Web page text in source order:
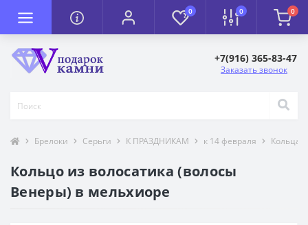
0 0 0
+7(916) 365-83-47
Заказать звонок
Брелоки Серьги К ПРАЗДНИКАМ к 14 февраля Кольца -
Кольцо из волосатика (волосы
Венеры) в мельхиоре